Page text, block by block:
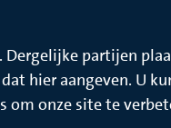
Dergelijke partijen
hier aangeven. U
om onze site te